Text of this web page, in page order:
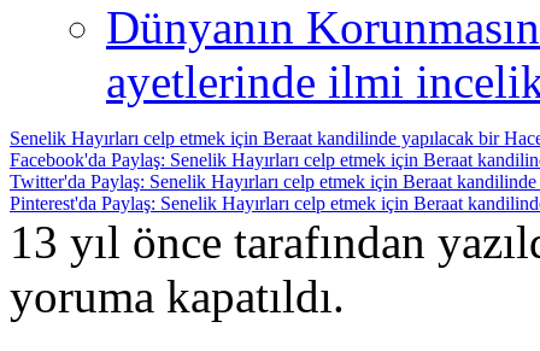
Dünyanın
ayetlerinde ilmi
Senelik Hayırları celp etmek için Beraat kandilinde yapılacak bir
Facebook'da Paylaş: Senelik Hayırları celp etmek için Beraat
Twitter'da Paylaş: Senelik Hayırları celp etmek için Beraat
Pinterest'da Paylaş: Senelik Hayırları celp etmek için Beraat
13 yıl önce tarafından
yoruma kapatıldı.